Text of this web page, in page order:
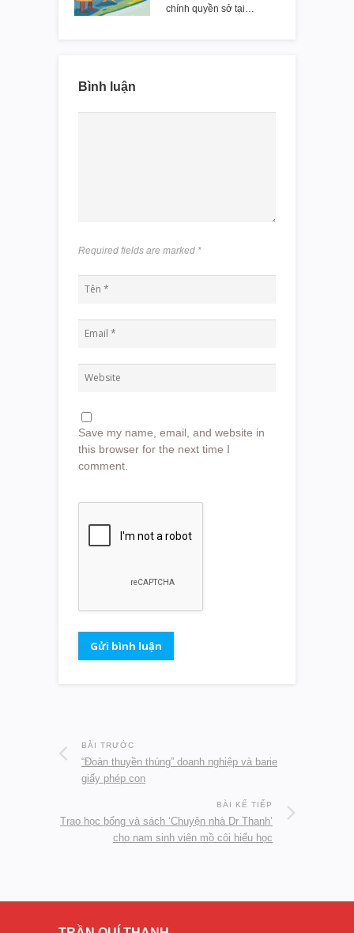
chính quyền sở tại…
Bình luận
Required fields are marked *
Save my name, email, and website in
this browser for the next time I
comment.
BÀI TRƯỚC
“Đoàn thuyền thúng” doanh nghiệp và barie
giấy phép con
BÀI KẾ TIẾP
Trao học bổng và sách ‘Chuyện nhà Dr Thanh’
cho nam sinh viên mồ côi hiếu học